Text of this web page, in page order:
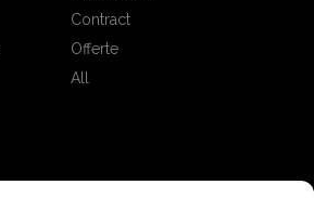
Contract
Offerte
All